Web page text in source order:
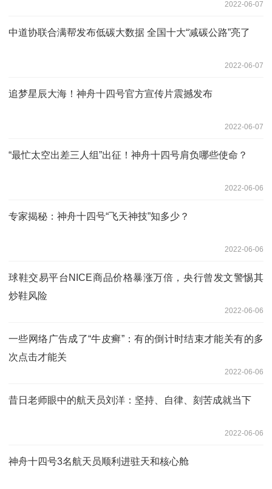
2022-06-07
中道协联合满帮发布低碳大数据 全国十大“减碳公路”亮了
2022-06-07
追梦星辰大海！神舟十四号官方宣传片震撼发布
2022-06-07
“最忙太空出差三人组”出征！神舟十四号肩负哪些使命？
2022-06-06
专家揭秘：神舟十四号“飞天神技”知多少？
2022-06-06
球鞋交易平台NICE商品价格暴涨万倍，央行曾发文警惕其
炒鞋风险
2022-06-06
一些网络广告成了“牛皮癣”：有的倒计时结束才能关有的多
次点击才能关
2022-06-06
昔日老师眼中的航天员刘洋：坚持、自律、刻苦成就当下
2022-06-06
神舟十四号3名航天员顺利进驻天和核心舱